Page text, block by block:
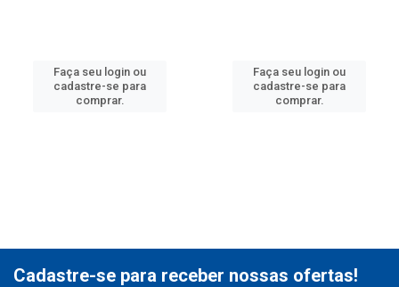
Faça seu login ou
cadastre-se para
comprar.
Faça seu login ou
cadastre-se para
comprar.
Cadastre-se para receber nossas ofertas!